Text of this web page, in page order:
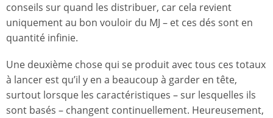
conseils sur quand les distribuer, car cela revient
uniquement au bon vouloir du MJ – et ces dés sont en
quantité infinie.
Une deuxième chose qui se produit avec tous ces totaux
à lancer est qu’il y en a beaucoup à garder en tête,
surtout lorsque les caractéristiques – sur lesquelles ils
sont basés – changent continuellement. Heureusement,